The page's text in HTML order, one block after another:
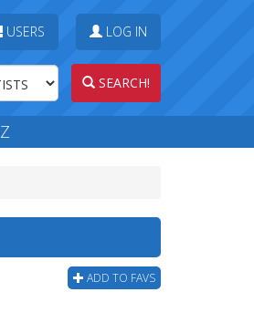
USERS LOG IN
SEARCH!
Z
ADD TO FAVS